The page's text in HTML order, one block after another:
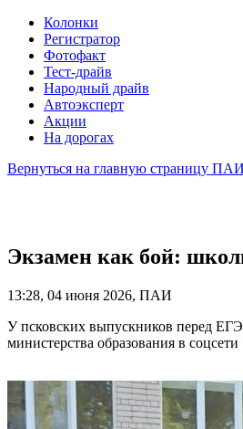
Колонки
Регистратор
Фотофакт
Тест-драйв
Народный драйв
Автоэксперт
Акции
На дорогах
Вернуться на главную страницу ПАИ
Экзамен как бой:
13:28, 04 июня 2026, ПАИ
У псковских выпускников перед
министерства образования в